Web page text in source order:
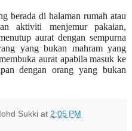
berada di halaman rumah atau
aktiviti menjemur pakaian,
aurat dengan sempurna
yang bukan mahram yang
aurat apabila masuk ke
dengan orang yang bukan
Sukki at 2:05 PM